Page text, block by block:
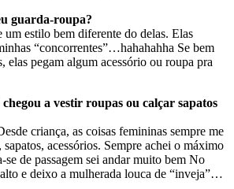
guarda-roupa?
estilo bem diferente do delas. Elas
“concorrentes”…hahahahha Se bem
elas pegam algum acessório ou roupa pra
a vestir roupas ou calçar sapatos
criança, as coisas femininas sempre me
acessórios. Sempre achei o máximo
se de passagem sei andar muito bem No
e deixo a mulherada louca de “inveja”…